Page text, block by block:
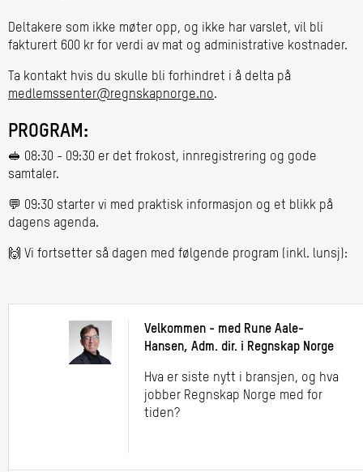
Deltakere som ikke møter opp, og ikke har varslet, vil bli
fakturert 600 kr for verdi av mat og administrative kostnader.
Ta kontakt hvis du skulle bli forhindret i å delta på
medlemssenter@regnskapnorge.no.
PROGRAM:
🥪 08:30 - 09:30 er det frokost, innregistrering og gode
samtaler.
💬 09:30 starter vi med praktisk informasjon og et blikk på
dagens agenda.
🙌 Vi fortsetter så dagen med følgende program (inkl. lunsj):
Velkommen - med Rune Aale-
Hansen, Adm. dir. i Regnskap Norge
Hva er siste nytt i bransjen, og hva
jobber Regnskap Norge med for
tiden?